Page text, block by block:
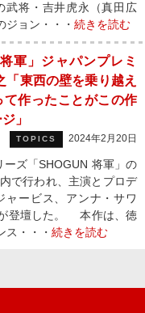
武将・吉井虎永（真田広
ジョン・・・ 続きを読む
将軍」ジャパンプレミ
東西の壁を乗り越え
て作ったことがこの作
」
TOPICS 2024年2月20日
ズ「SHOGUN 将軍」の
で行われ、主演とプロデ
ャービス、アンナ・サワ
登壇した。 本作は、徳
ス・・・ 続きを読む